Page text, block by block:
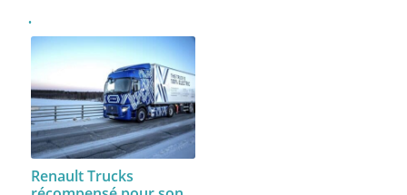
Renault Trucks